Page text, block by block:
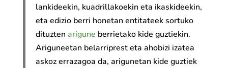
lankideekin, kuadrillakoekin eta ikaskideekin,
eta edizio berri honetan entitateek sortuko
dituzten arigune berrietako kide guztiekin.
Ariguneetan belarriprest eta ahobizi izatea
askoz errazagoa da, arigunetan kide guztiek